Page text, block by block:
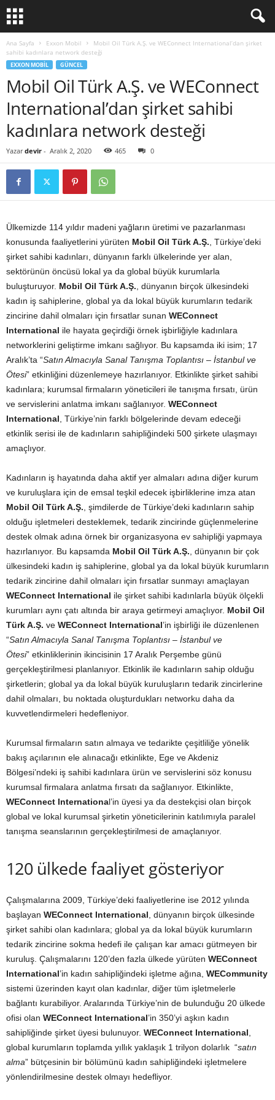
Ana Sayfa Exxon Mobil
Mobil Oil Türk A.Ş. ve WEConnect International’dan şirket
sahibi kadınlara network desteği
EXXON MOBIL GÜNCEL
Mobil Oil Türk A.Ş. ve WEConnect
International’dan şirket sahibi
kadınlara network desteği
Yazar devir - Aralık 2, 2020 465 0
Ülkemizde 114 yıldır madeni yağların üretimi ve pazarlanması
konusunda faaliyetlerini yürüten Mobil Oil Türk A.Ş. , Türkiye’deki
şirket sahibi kadınları, dünyanın farklı ülkelerinde yer alan,
sektörünün öncüsü lokal ya da global büyük kurumlarla
buluşturuyor. Mobil Oil Türk A.Ş. , dünyanın birçok ülkesindeki
kadın iş sahiplerine, global ya da lokal büyük kurumların tedarik
zincirine dahil olmaları için fırsatlar sunan WEConnect
International ile hayata geçirdiği örnek işbirliğiyle kadınlara
networklerini geliştirme imkanı sağlıyor. Bu kapsamda iki isim; 17
Aralık’ta “Satın Almacıyla Sanal Tanışma Toplantısı – İstanbul ve
Ötesi” etkinliğini düzenlemeye hazırlanıyor. Etkinlikte şirket sahibi
kadınlara; kurumsal firmaların yöneticileri ile tanışma fırsatı, ürün
ve servislerini anlatma imkanı sağlanıyor. WEConnect
International , Türkiye’nin farklı bölgelerinde devam edeceği
etkinlik serisi ile de kadınların sahipliğindeki 500 şirkete ulaşmayı
amaçlıyor.
Kadınların iş hayatında daha aktif yer almaları adına diğer kurum
ve kuruluşlara için de emsal teşkil edecek işbirliklerine imza atan
Mobil Oil Türk A.Ş. , şimdilerde de Türkiye’deki kadınların sahip
olduğu işletmeleri desteklemek, tedarik zincirinde güçlenmelerine
destek olmak adına örnek bir organizasyona ev sahipliği yapmaya
hazırlanıyor. Bu kapsamda Mobil Oil Türk A.Ş. , dünyanın bir çok
ülkesindeki kadın iş sahiplerine, global ya da lokal büyük kurumların
tedarik zincirine dahil olmaları için fırsatlar sunmayı amaçlayan
WEConnect International ile şirket sahibi kadınlarla büyük ölçekli
kurumları aynı çatı altında bir araya getirmeyi amaçlıyor. Mobil Oil
Türk A.Ş. ve WEConnect International’in işbirliği ile düzenlenen
“Satın Almacıyla Sanal Tanışma Toplantısı – İstanbul ve
Ötesi” etkinliklerinin ikincisinin 17 Aralık Perşembe günü
gerçekleştirilmesi planlanıyor. Etkinlik ile kadınların sahip olduğu
şirketlerin; global ya da lokal büyük kuruluşların tedarik zincirlerine
dahil olmaları, bu noktada oluşturdukları networku daha da
kuvvetlendirmeleri hedefleniyor.
Kurumsal firmaların satın almaya ve tedarikte çeşitliliğe yönelik
bakış açılarının ele alınacağı etkinlikte, Ege ve Akdeniz
Bölgesi’ndeki iş sahibi kadınlara ürün ve servislerini söz konusu
kurumsal firmalara anlatma fırsatı da sağlanıyor. Etkinlikte,
WEConnect International’in üyesi ya da destekçisi olan birçok
global ve lokal kurumsal şirketin yöneticilerinin katılımıyla paralel
tanışma seanslarının gerçekleştirilmesi de amaçlanıyor.
120 ülkede faaliyet gösteriyor
Çalışmalarına 2009, Türkiye’deki faaliyetlerine ise 2012 yılında
başlayan WEConnect International , dünyanın birçok ülkesinde
şirket sahibi olan kadınlara; global ya da lokal büyük kurumların
tedarik zincirine sokma hedefi ile çalışan kar amacı gütmeyen bir
kuruluş. Çalışmalarını 120’den fazla ülkede yürüten WEConnect
International’in kadın sahipliğindeki işletme ağına, WECommunity
sistemi üzerinden kayıt olan kadınlar, diğer tüm işletmelerle
bağlantı kurabiliyor. Aralarında Türkiye’nin de bulunduğu 20 ülkede
ofisi olan WEConnect International’in 350’yi aşkın kadın
sahipliğinde şirket üyesi bulunuyor. WEConnect International
global kurumların toplamda yıllık yaklaşık 1 trilyon dolarlık “satın
alma” bütçesinin bir bölümünü kadın sahipliğindeki işletmelere
yönlendirilmesine destek olmayı hedefliyor.